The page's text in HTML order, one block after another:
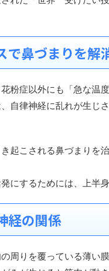
で鼻づまりを解
粉症以外にも「急な温
自律神経に乱れが生じ
起こされる鼻づまりを
にするためには、上半
経の関係
周りを覆っている薄い